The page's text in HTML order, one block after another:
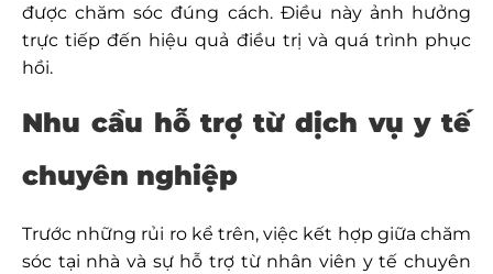
được chăm sóc đúng cách. Điều này ảnh hưởng
trực tiếp đến hiệu quả điều trị và quá trình phục
hồi.
Nhu cầu hỗ trợ từ dịch vụ y tế
chuyên nghiệp
Trước những rủi ro kể trên, việc kết hợp giữa chăm
sóc tại nhà và sự hỗ trợ từ nhân viên y tế chuyên